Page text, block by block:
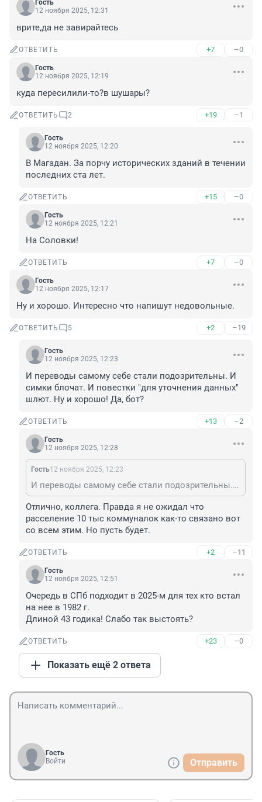
Гость
12 ноября 2025, 12:31
врите,да не завирайтесь
ОТВЕТИТЬ +7 –0
Гость
12 ноября 2025, 12:19
куда пересилили-то?в шушары?
ОТВЕТИТЬ 2 +19 –1
Гость
12 ноября 2025, 12:20
В Магадан. За порчу исторических зданий в течении
последних ста лет.
ОТВЕТИТЬ +15 –0
Гость
12 ноября 2025, 12:21
На Соловки!
ОТВЕТИТЬ +7 –0
Гость
12 ноября 2025, 12:17
Ну и хорошо. Интересно что напишут недовольные.
ОТВЕТИТЬ 5 +2 –19
Гость
12 ноября 2025, 12:23
И переводы самому себе стали подозрительны. И
симки блочат. И повестки "для уточнения данных"
шлют. Ну и хорошо! Да, бот?
ОТВЕТИТЬ +13 –2
Гость
12 ноября 2025, 12:28
Гость12 ноября 2025, 12:23
И переводы самому себе стали подозрительны. И симки блочат. И повестки "для уточнения данных" шлют. Ну и хорошо! Да, бот?
Отлично, коллега. Правда я не ожидал что
расселение 10 тыс коммуналок как-то связано вот
со всем этим. Но пусть будет.
ОТВЕТИТЬ +2 –11
Гость
12 ноября 2025, 12:51
Очередь в СПб подходит в 2025-м для тех кто встал
на нее в 1982 г.
Длиной 43 годика! Слабо так выстоять?
ОТВЕТИТЬ +23 –0
Показать ещё 2 ответа
Гость
Войти
Отправить